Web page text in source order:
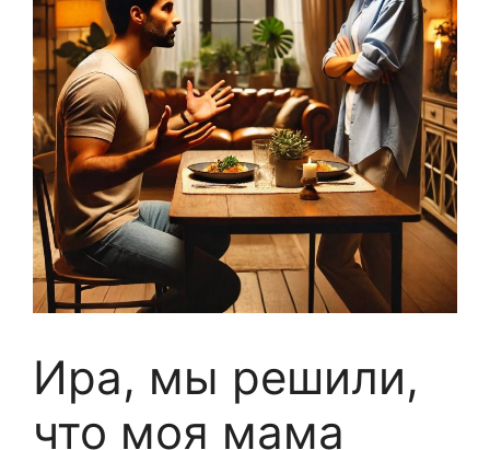
Ира, мы решили,
что моя мама